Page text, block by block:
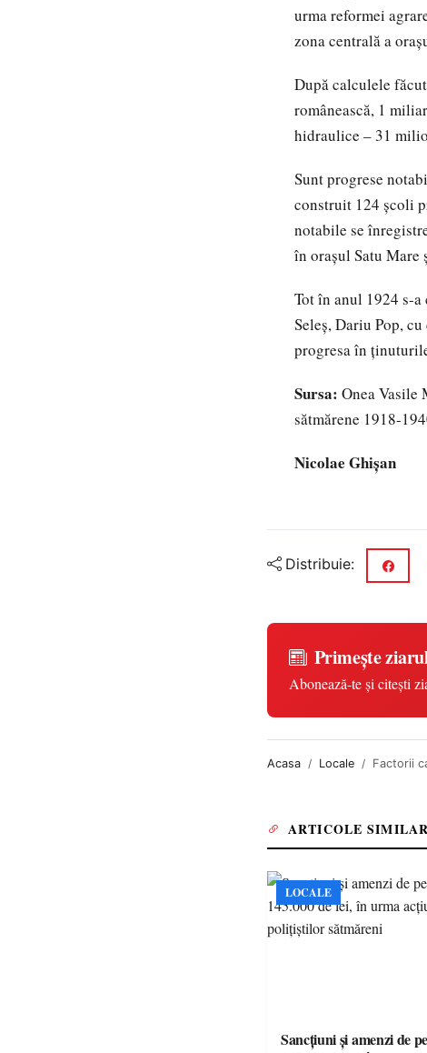
urma reformei
zona centrală a
După calculele
românească, 1
hidraulice – 31
Sunt progrese
construit 124 şcoli
notabile se
în oraşul Satu Mare
Tot în anul 1924 s-
Seleş, Dariu Pop,
progresa în
Sursa: Onea Vasile
sătmărene 1918-
Nicolae Ghişan
Distribuie:
Primește
Abonează-te și citești
Acasa Locale Factorii
ARTICOLE
LOCALE
Sancțiuni și amenzi de